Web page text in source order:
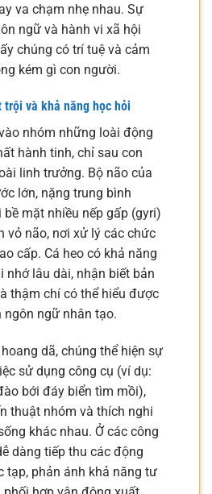
va chạm nhẹ nhau. Sự
ngữ và hành vi xã hội
chúng có trí tuệ và cảm
kém gì con người.
và khả năng học hỏi
nhóm những loài động
hành tinh, chỉ sau con
linh trưởng. Bộ não của
lớn, nặng trung bình
bề mặt nhiều nếp gấp (gyri)
vỏ não, nơi xử lý các chức
cấp. Cá heo có khả năng
nhớ lâu dài, nhận biết bản
thậm chí có thể hiểu được
ngôn ngữ nhân tạo.
dã, chúng thể hiện sự
sử dụng công cụ (ví dụ:
bới đáy biển tìm mồi),
thuật nhóm và thích nghi
khác nhau. Ở các công
dàng tiếp thu các động
tạp, phản ánh khả năng tư